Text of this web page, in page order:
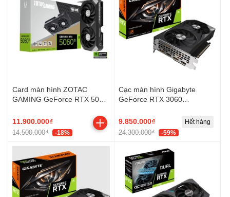
Card màn hình ZOTAC
GAMING GeForce RTX 5060
11.900.000₫
14.500.000₫ -18%
Cạc màn hình Gigabyte
GeForce RTX 3060
GDDR6/ 192 bit)
9.850.000₫
24.300.000₫ -59%
Hết hàng